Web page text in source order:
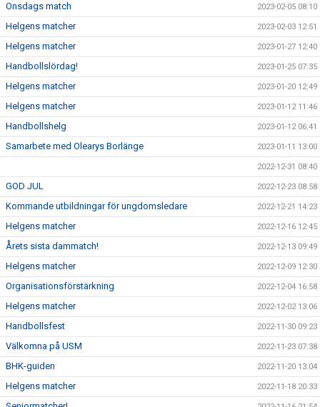
Onsdags match 2023-02-05 08:10
Helgens matcher 2023-02-03 12:51
Helgens matcher 2023-01-27 12:40
Handbollslördag! 2023-01-25 07:35
Helgens matcher 2023-01-20 12:49
Helgens matcher 2023-01-12 11:46
Handbollshelg 2023-01-12 06:41
Samarbete med Olearys Borlänge 2023-01-11 13:00
2022-12-31 08:40
GOD JUL 2022-12-23 08:58
Kommande utbildningar för ungdomsledare 2022-12-21 14:23
Helgens matcher 2022-12-16 12:45
Årets sista dammatch! 2022-12-13 09:49
Helgens matcher 2022-12-09 12:30
Organisationsförstärkning 2022-12-04 16:58
Helgens matcher 2022-12-02 13:06
Handbollsfest 2022-11-30 09:23
Välkomna på USM 2022-11-23 07:38
BHK-guiden 2022-11-20 13:04
Helgens matcher 2022-11-18 20:33